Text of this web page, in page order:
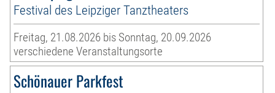
Festival des Leipziger Tanztheaters
Freitag, 21.08.2026 bis Sonntag, 20.09.2026
verschiedene Veranstaltungsorte
Schönauer Parkfest